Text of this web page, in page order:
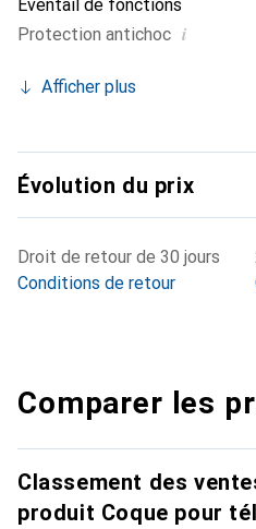
Éventail de fonctions
Protection antichoc i
Afficher plus
Évolution du prix
Droit de retour de 30 jours
Conditions de retour
Comparer les
Classement des
produit Coque pour